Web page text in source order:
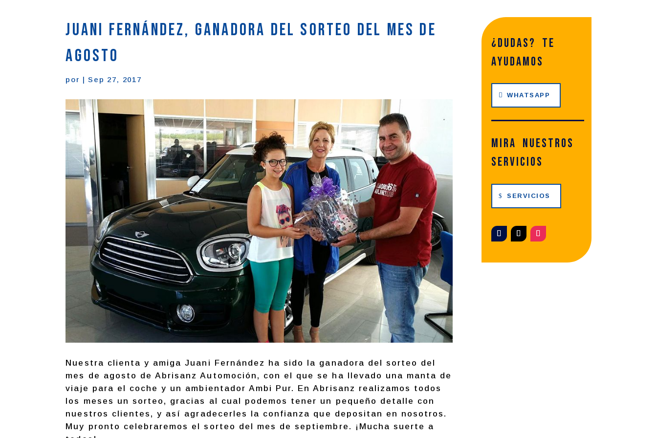
Juani Fernández, ganadora del sorteo del mes de
agosto
por |Sep 27, 2017
Nuestra clienta y amiga Juani Fernández ha sido la ganadora del sorteo del
mes de agosto de Abrisanz Automoción, con el que se ha llevado una manta de
viaje para el coche y un ambientador Ambi Pur. En Abrisanz realizamos todos
los meses un sorteo, gracias al cual podemos tener un pequeño detalle con
nuestros clientes, y así agradecerles la confianza que depositan en nosotros.
Muy pronto celebraremos el sorteo del mes de septiembre. ¡Mucha suerte a
¿dudas? te
ayudamos
WHATSAPP
Mira nuestros
servicios
SERVICIOS